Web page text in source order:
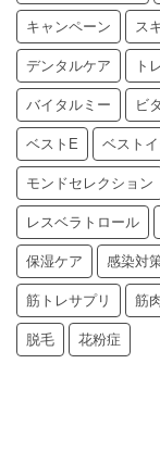
キャンペーン ス
デンタルケア ト
バイタルミー ビ
ベストE ベスト
モンドセレクション
レスベラトロール
保湿ケア 感染対
筋トレサプリ 筋
脱毛 花粉症